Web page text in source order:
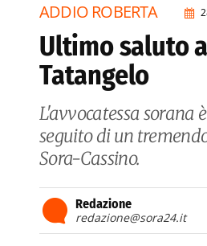
ADDIO ROBERTA
Ultimo saluto
Tatangelo
L'avvocatessa sorana
seguito di un
Sora-Cassino.
Redazione
redazione@sora24.it